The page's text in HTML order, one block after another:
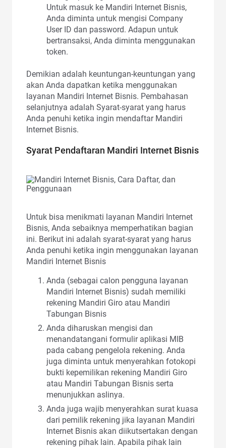
Untuk masuk ke Mandiri Internet Bisnis,
Anda diminta untuk mengisi Company
User ID dan password. Adapun untuk
bertransaksi, Anda diminta menggunakan
token.
Demikian adalah keuntungan-keuntungan yang
akan Anda dapatkan ketika menggunakan
layanan Mandiri Internet Bisnis. Pembahasan
selanjutnya adalah Syarat-syarat yang harus
Anda penuhi ketika ingin mendaftar Mandiri
Internet Bisnis.
Syarat Pendaftaran Mandiri Internet Bisnis
Untuk bisa menikmati layanan Mandiri Internet
Bisnis, Anda sebaiknya memperhatikan bagian
ini. Berikut ini adalah syarat-syarat yang harus
Anda penuhi ketika ingin menggunakan layanan
Mandiri Internet Bisnis
Anda (sebagai calon pengguna layanan
Mandiri Internet Bisnis) sudah memiliki
rekening Mandiri Giro atau Mandiri
Tabungan Bisnis
Anda diharuskan mengisi dan
menandatangani formulir aplikasi MIB
pada cabang pengelola rekening. Anda
juga diminta untuk menyerahkan fotokopi
bukti kepemilikan rekening Mandiri Giro
atau Mandiri Tabungan Bisnis serta
menunjukkan aslinya.
Anda juga wajib menyerahkan surat kuasa
dari pemilik rekening jika layanan Mandiri
Internet Bisnis akan diikutsertakan dengan
rekening pihak lain. Apabila pihak lain